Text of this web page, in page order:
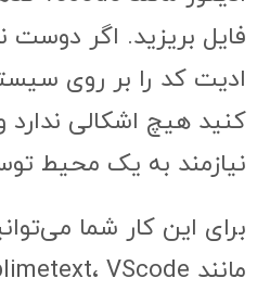
فایل بریزید. اگر دوست
ادیت کد را بر روی
کنید هیچ اشکالی ندارد
نیازمند به یک محیط
برای این کار شما